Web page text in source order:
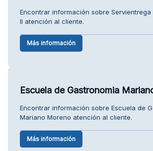
Encontrar información sobre Servientrega
II atención al cliente.
Más información
Escuela de Gastronomia
Encontrar información sobre Escuela de
Mariano Moreno atención al cliente.
Más información